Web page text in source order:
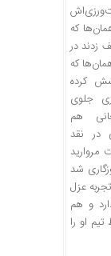
که
زدند در
که
کرده
جلوی
هم
در نقد
شد
عزل
و هم
او را